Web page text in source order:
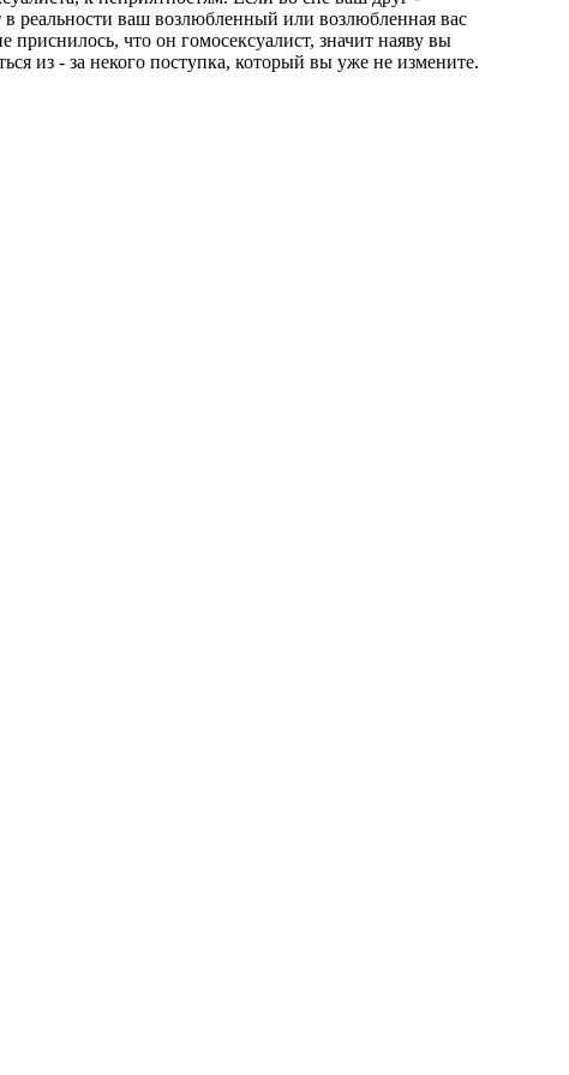
в реальности ваш возлюбленный или возлюбленная вас
приснилось, что он гомосексуалист, значит наяву вы
из - за некого поступка, который вы уже не измените.